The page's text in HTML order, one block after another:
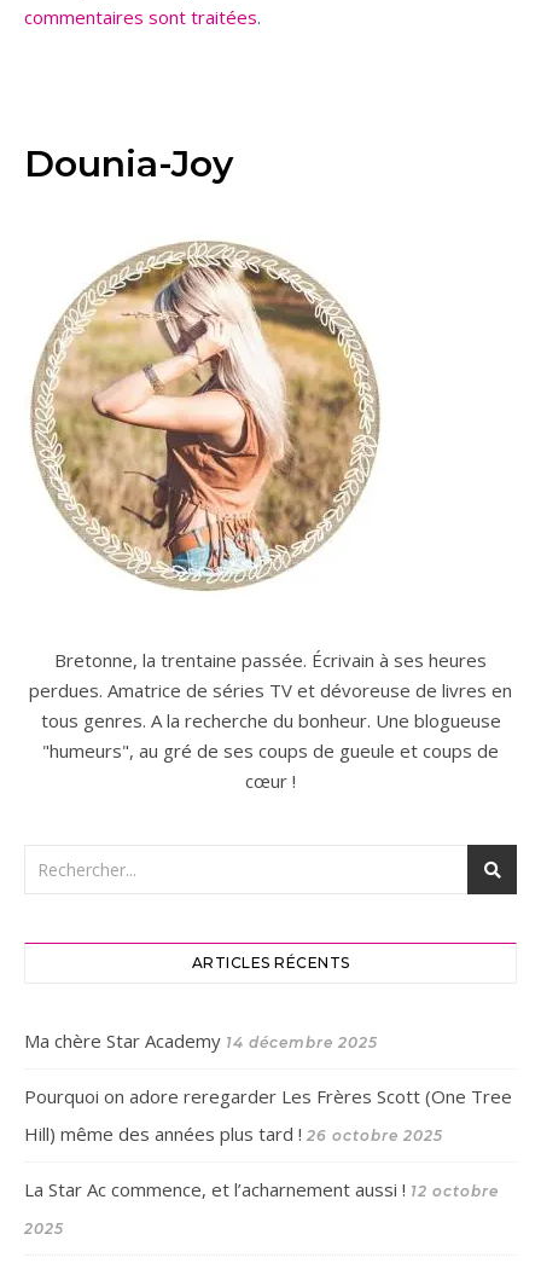
commentaires sont traitées.
Dounia-Joy
Bretonne, la trentaine passée. Écrivain à ses heures
perdues. Amatrice de séries TV et dévoreuse de livres en
tous genres. A la recherche du bonheur. Une blogueuse
"humeurs", au gré de ses coups de gueule et coups de
cœur !
ARTICLES RÉCENTS
Ma chère Star Academy 14 décembre 2025
Pourquoi on adore reregarder Les Frères Scott (One Tree
Hill) même des années plus tard ! 26 octobre 2025
La Star Ac commence, et l’acharnement aussi ! 12 octobre
2025